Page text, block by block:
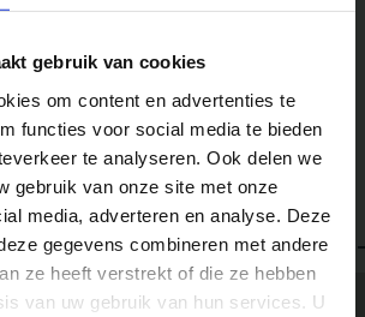
gebruik van cookies
om content en advertenties te
functies voor social media te bieden
te analyseren. Ook delen we
gebruik van onze site met onze
media, adverteren en analyse. Deze
gegevens combineren met andere
ze heeft verstrekt of die ze hebben
van uw gebruik van hun services. U
Zonder je ouders op
vakantie